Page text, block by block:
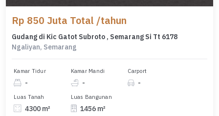
Rp 850 Juta Total /tahun
Gudang di Kic Gatot Subroto , Semarang Si Tt 6178
Ngaliyan, Semarang
Kamar Tidur
-
Kamar Mandi
-
Carport
-
Luas Tanah
4300 m²
Luas Bangunan
1456 m²